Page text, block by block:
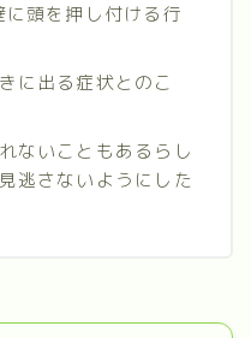
頭を押し付ける行
に出る症状とのこ
ないこともあるらし
逃さないようにした